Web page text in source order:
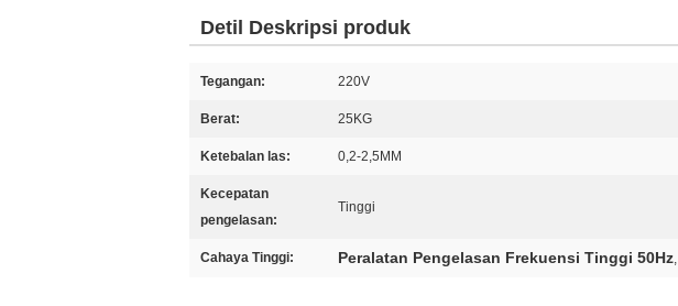
Detil Deskripsi produk
Tegangan: 220V
Berat: 25KG
Ketebalan las: 0,2-2,5MM
Kecepatan
pengelasan:
Tinggi
Cahaya Tinggi: Peralatan Pengelasan Frekuensi Tinggi 50Hz,